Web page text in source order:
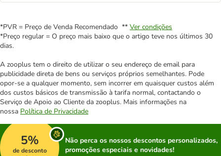
*PVR = Preço de Venda Recomendado ** Ver condições
*Preço regular = O preço mais baixo que o artigo teve nos últimos 30
dias.
A zooplus tem o direito de utilizar o seu endereço de email para
publicidade direta de bens ou serviços próprios semelhantes. Pode
opor-se a qualquer momento, sem incorrer em quaisquer custos além
dos custos básicos de transmissão à tarifa normal, contactando o
Serviço de Apoio ao Cliente da zooplus. Mais informações na
nossa Política de Privacidade
5%
de desconto
Não perca os nossos descontos personalizados,
promoções especiais e novidades!